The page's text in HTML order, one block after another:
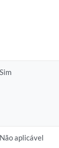
Sim
Não aplicável